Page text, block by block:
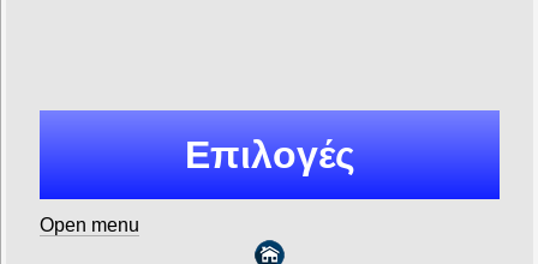
Επιλογές
Open menu